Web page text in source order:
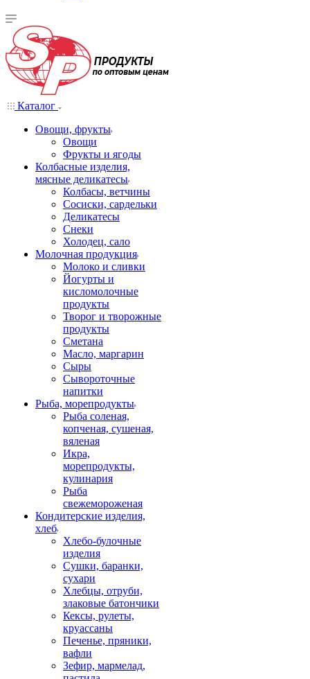
Каталог
Овощи, фрукты
Овощи
Фрукты и ягоды
Колбасные изделия,
мясные деликатесы
Колбасы, ветчины
Сосиски, сардельки
Деликатесы
Снеки
Холодец, сало
Молочная продукция
Молоко и сливки
Йогурты и
кисломолочные
продукты
Творог и творожные
продукты
Сметана
Масло, маргарин
Сыры
Сывороточные
напитки
Рыба, морепродукты
Рыба соленая,
копченая, сушеная,
вяленая
Икра,
морепродукты,
кулинария
Рыба
свежемороженая
Кондитерские изделия,
хлеб
Хлебо-булочные
изделия
Сушки, баранки,
сухари
Хлебцы, отруби,
злаковые батончики
Кексы, рулеты,
круассаны
Печенье, пряники,
вафли
Зефир, мармелад,